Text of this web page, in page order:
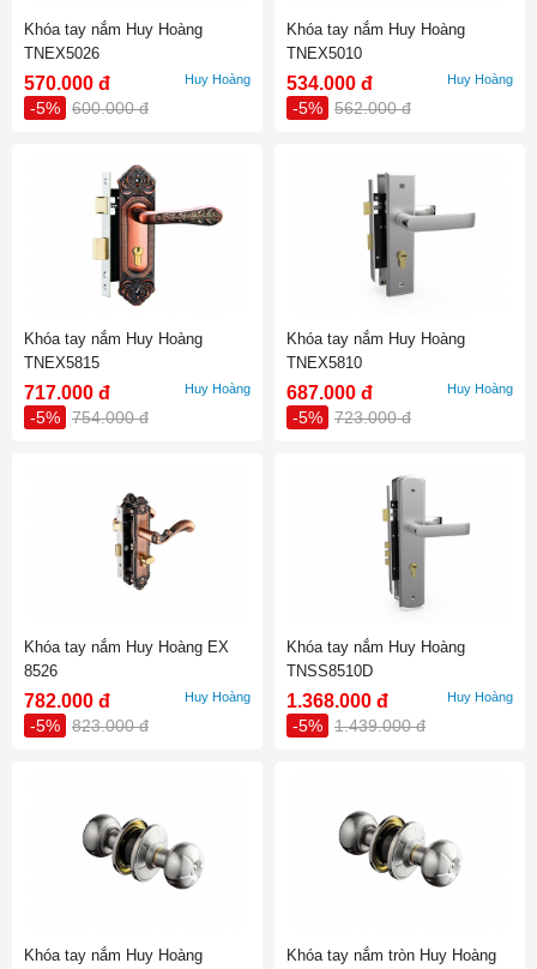
Khóa tay nắm Huy Hoàng
TNEX5026
570.000 đ
-5% 600.000 đ
Huy Hoàng
Khóa tay nắm Huy Hoàng
TNEX5010
534.000 đ
-5% 562.000 đ
Huy Hoàng
Khóa tay nắm Huy Hoàng
TNEX5815
717.000 đ
-5% 754.000 đ
Huy Hoàng
Khóa tay nắm Huy Hoàng
TNEX5810
687.000 đ
-5% 723.000 đ
Huy Hoàng
Khóa tay nắm Huy Hoàng EX
8526
782.000 đ
-5% 823.000 đ
Huy Hoàng
Khóa tay nắm Huy Hoàng
TNSS8510D
1.368.000 đ
-5% 1.439.000 đ
Huy Hoàng
Khóa tay nắm Huy Hoàng
Khóa tay nắm tròn Huy Hoàng